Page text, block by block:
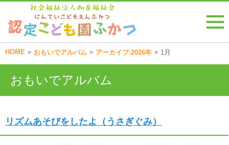
HOME » おもいでアルバム » アーカイブ:2026年 » 1月
おもいでアルバム
リズムあそびをしたよ（うさぎぐみ）